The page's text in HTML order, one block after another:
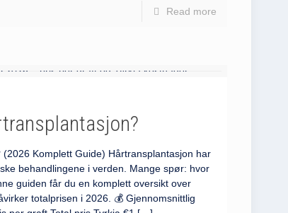
Read more
Komplett Guide) Hårtransplantasjon har
behandlingene i verden. Mange spør: hvor
guiden får du en komplett oversikt over
totalprisen i 2026. 💰 Gjennomsnittlig